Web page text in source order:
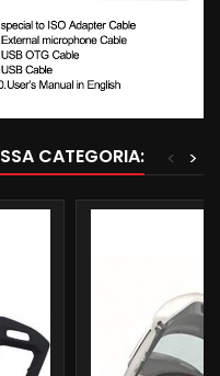
CATEGORIA: >
<